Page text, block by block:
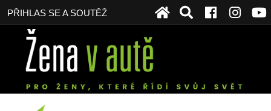
PŘIHLAS SE A SOUTĚŽ